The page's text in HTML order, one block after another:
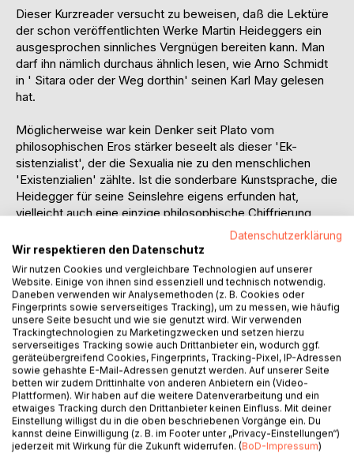
Dieser Kurzreader versucht zu beweisen, daß die Lektüre
der schon veröffentlichten Werke Martin Heideggers ein
ausgesprochen sinnliches Vergnügen bereiten kann. Man
darf ihn nämlich durchaus ähnlich lesen, wie Arno Schmidt
in ' Sitara oder der Weg dorthin' seinen Karl May gelesen
hat.
Möglicherweise war kein Denker seit Plato vom
philosophischen Eros stärker beseelt als die­ser 'Ek-
sistenzialist', der die Sexualia nie zu den menschlichen
'Existenzialien' zählte. Ist die sonderbare Kunstsprache, die
Heidegger für seine Seins­lehre eigens erfunden hat,
vielleicht auch eine einzige philosophi­sche Chiffrierung
geheimer erotischer Phantasien, eine metaphysische
Verklei­dung höchst physischer Phantasmagorien, ein
ächzender Kompromiß zwischen logischen und
skatologischen Bedürfnissen des Autors und seiner
Kunden, deren beider Unbewußtes hinter ihrem Rücken
miteinander kommuniziert?
Ein Teil von Heideggers Faszination könnte auf dem Genuß
höherer Pornographie im unverdächtigen Gewande von
Philosophie als Feigenblatt beruhen. Heidegger: der dirty
old man der Berufsdenkerei, geheimer Liebhaber einer
Dame namens Sophie? Oder hier nur ein Opfer abwegiger
Projektionen, die mehr vom Satiriker verraten als von
seinem seriösen Gegenstand?
Datenschutzerklärung
Wir respektieren den Datenschutz
Wir nutzen Cookies und vergleichbare Technologien auf unserer
Website. Einige von ihnen sind essenziell und technisch notwendig.
Daneben verwenden wir Analysemethoden (z. B. Cookies oder
Fingerprints sowie serverseitiges Tracking), um zu messen, wie häufig
unsere Seite besucht und wie sie genutzt wird. Wir verwenden
Trackingtechnologien zu Marketingzwecken und setzen hierzu
serverseitiges Tracking sowie auch Drittanbieter ein, wodurch ggf.
geräteübergreifend Cookies, Fingerprints, Tracking-Pixel, IP-Adressen
sowie gehashte E-Mail-Adressen genutzt werden. Auf unserer Seite
betten wir zudem Drittinhalte von anderen Anbietern ein (Video-
Plattformen). Wir haben auf die weitere Datenverarbeitung und ein
etwaiges Tracking durch den Drittanbieter keinen Einfluss. Mit deiner
Einstellung willigst du in die oben beschriebenen Vorgänge ein. Du
kannst deine Einwilligung (z. B. im Footer unter „Privacy-Einstellungen“)
jederzeit mit Wirkung für die Zukunft widerrufen. (BoD-Impressum)